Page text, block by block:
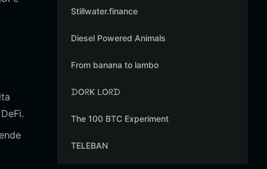
Stillwater.finance
Diesel Powered Animals
From banana to lambo
ᗪOᖇK ᒪOᖇᗪ
The 100 BTC Experiment
TELEBAN